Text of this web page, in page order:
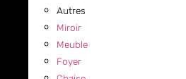
Autres
Miroir
Meuble
Foyer